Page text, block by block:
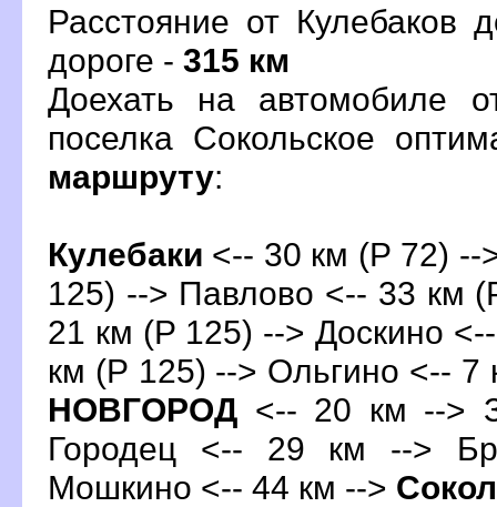
Расстояние от Кулебаков
дороге - 315 км
Доехать на автомобиле
поселка Сокольское
маршруту:
Кулебаки <-- 30 км (Р 72)
125) --> Павлово <-- 33 км
21 км (Р 125) --> Доскино
км (Р 125) --> Ольгино <--
НОВГОРОД <-- 20 км -->
Городец <-- 29 км -->
Мошкино <-- 44 км -->